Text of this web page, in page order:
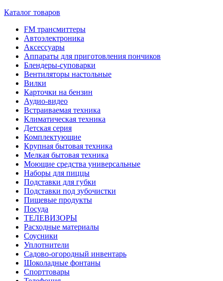
Каталог товаров
FM трансмиттеры
Автоэлектроника
Аксессуары
Аппараты для приготовления пончиков
Блендеры-суповарки
Вентиляторы настольные
Вилки
Карточки на бензин
Аудио-видео
Встраиваемая техника
Климатическая техника
Детская серия
Комплектующие
Крупная бытовая техника
Мелкая бытовая техника
Моющие средства универсальные
Наборы для пиццы
Подставки для губки
Подставки под зубочистки
Пищевые продукты
Посуда
ТЕЛЕВИЗОРЫ
Расходные материалы
Соусники
Уплотнители
Садово-огородный инвентарь
Шоколадные фонтаны
Спорттовары